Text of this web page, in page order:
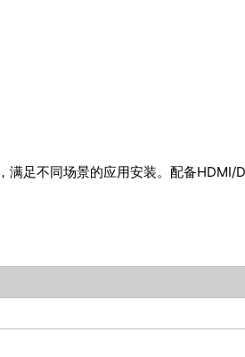
足不同场景的应用安装。配备